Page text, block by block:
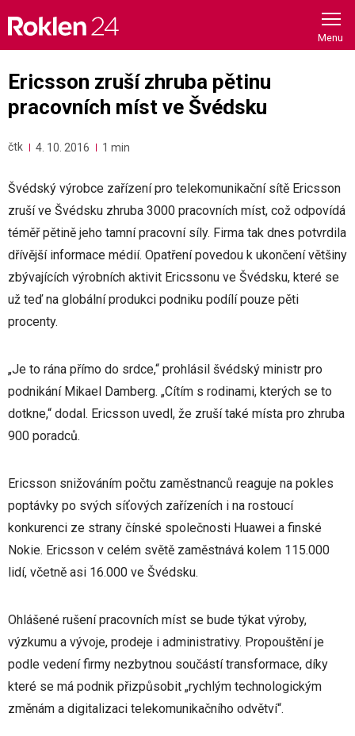
content
Ericsson zruší zhruba pětinu
pracovních míst ve Švédsku
čtk 4. 10. 2016 1 min
Švédský výrobce zařízení pro telekomunikační sítě Ericsson
zruší ve Švédsku zhruba 3000 pracovních míst, což odpovídá
téměř pětině jeho tamní pracovní síly. Firma tak dnes potvrdila
dřívější informace médií. Opatření povedou k ukončení většiny
zbývajících výrobních aktivit Ericssonu ve Švédsku, které se
už teď na globální produkci podniku podílí pouze pěti
procenty.
„Je to rána přímo do srdce,“ prohlásil švédský ministr pro
podnikání Mikael Damberg. „Cítím s rodinami, kterých se to
dotkne,“ dodal. Ericsson uvedl, že zruší také místa pro zhruba
900 poradců.
Ericsson snižováním počtu zaměstnanců reaguje na pokles
poptávky po svých síťových zařízeních i na rostoucí
konkurenci ze strany čínské společnosti Huawei a finské
Nokie. Ericsson v celém světě zaměstnává kolem 115.000
lidí, včetně asi 16.000 ve Švédsku.
Ohlášené rušení pracovních míst se bude týkat výroby,
výzkumu a vývoje, prodeje i administrativy. Propouštění je
podle vedení firmy nezbytnou součástí transformace, díky
které se má podnik přizpůsobit „rychlým technologickým
změnám a digitalizaci telekomunikačního odvětví“.